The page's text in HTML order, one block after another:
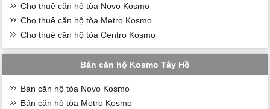
Cho thuê căn hộ tòa Novo Kosmo
Cho thuê căn hộ tòa Metro Kosmo
Cho thuê căn hộ tòa Centro Kosmo
Bán căn hộ Kosmo Tây Hồ
Bán căn hộ tòa Novo Kosmo
Bán căn hộ tòa Metro Kosmo